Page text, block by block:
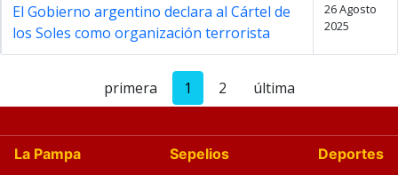
El Gobierno argentino declara al Cártel de
los Soles como organización terrorista
26 Agosto
2025
primera 1 2 última
La Pampa Sepelios
Deportes